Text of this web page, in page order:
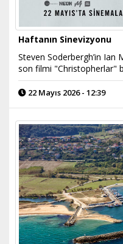
Haftanın Sinevizyonu
Steven Soderbergh’in Ian
son filmi "Christopherlar"
22 Mayıs 2026 - 12:39